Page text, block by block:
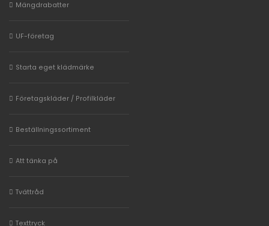
Mängdrabatter
UF-företag
Starta eget klädmärke
Företagskläder / Profilkläder
Beställningssortiment
Att tänka på
Tvättråd
Texttryck